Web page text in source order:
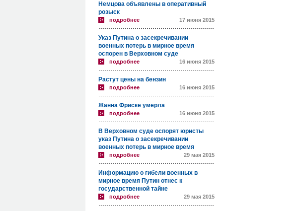
Немцова объявлены в оперативный
розыск
подробнее 17 июня 2015
Указ Путина о засекречивании
военных потерь в мирное время
оспорен в Верховном суде
подробнее 16 июня 2015
Растут цены на бензин
подробнее 16 июня 2015
Жанна Фриске умерла
подробнее 16 июня 2015
В Верховном суде оспорят юристы
указ Путина о засекречивании
военных потерь в мирное время
подробнее 29 мая 2015
Информацию о гибели военных в
мирное время Путин отнес к
государственной тайне
подробнее 29 мая 2015